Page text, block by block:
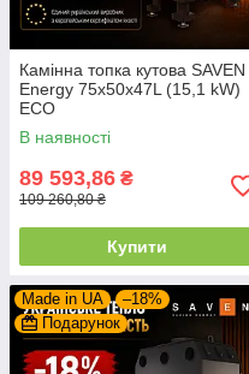
Камінна топка кутова SAVEN
Energy 75х50х47L (15,1 kW)
ECO
В наявності
89 593,86 ₴
109 260,80 ₴
Купити
Made in UA
–18%
Подарунок